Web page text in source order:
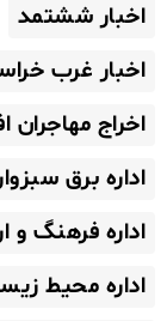
اخبار ششتمد
اخبار غرب
اخراج مهاجران
اداره برق
اداره فرهنگ و
اداره محیط